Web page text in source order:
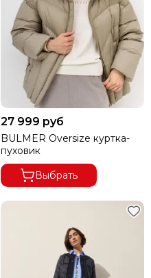
27 999 руб
BULMER Oversize куртка-
пуховик
Выбрать